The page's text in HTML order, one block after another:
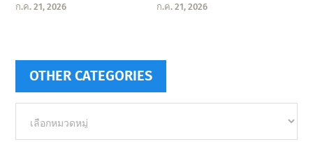
ก.ค. 21, 2026 ก.ค. 21, 2026
OTHER CATEGORIES
categories